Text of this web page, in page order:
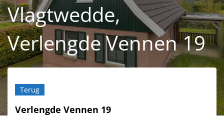
Vlagtwedde,
Verlengde Vennen 19
Terug
Verlengde Vennen 19